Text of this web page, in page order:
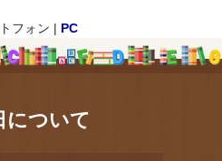
フォン | PC
について